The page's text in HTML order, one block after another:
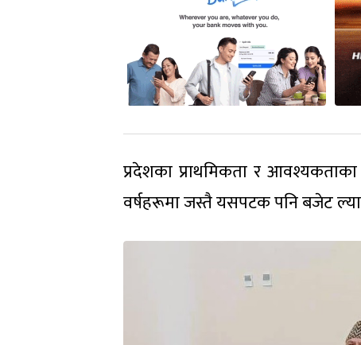
प्रदेशका प्राथमिकता र
वर्षहरूमा जस्तै यसपटक पनि बजेट